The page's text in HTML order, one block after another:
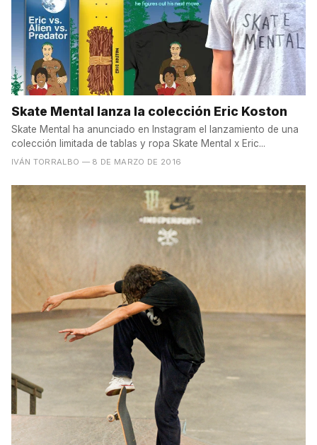
Skate Mental lanza la colección Eric Koston
Skate Mental ha anunciado en Instagram el lanzamiento de una
colección limitada de tablas y ropa Skate Mental x Eric...
IVÁN TORRALBO — 8 DE MARZO DE 2016